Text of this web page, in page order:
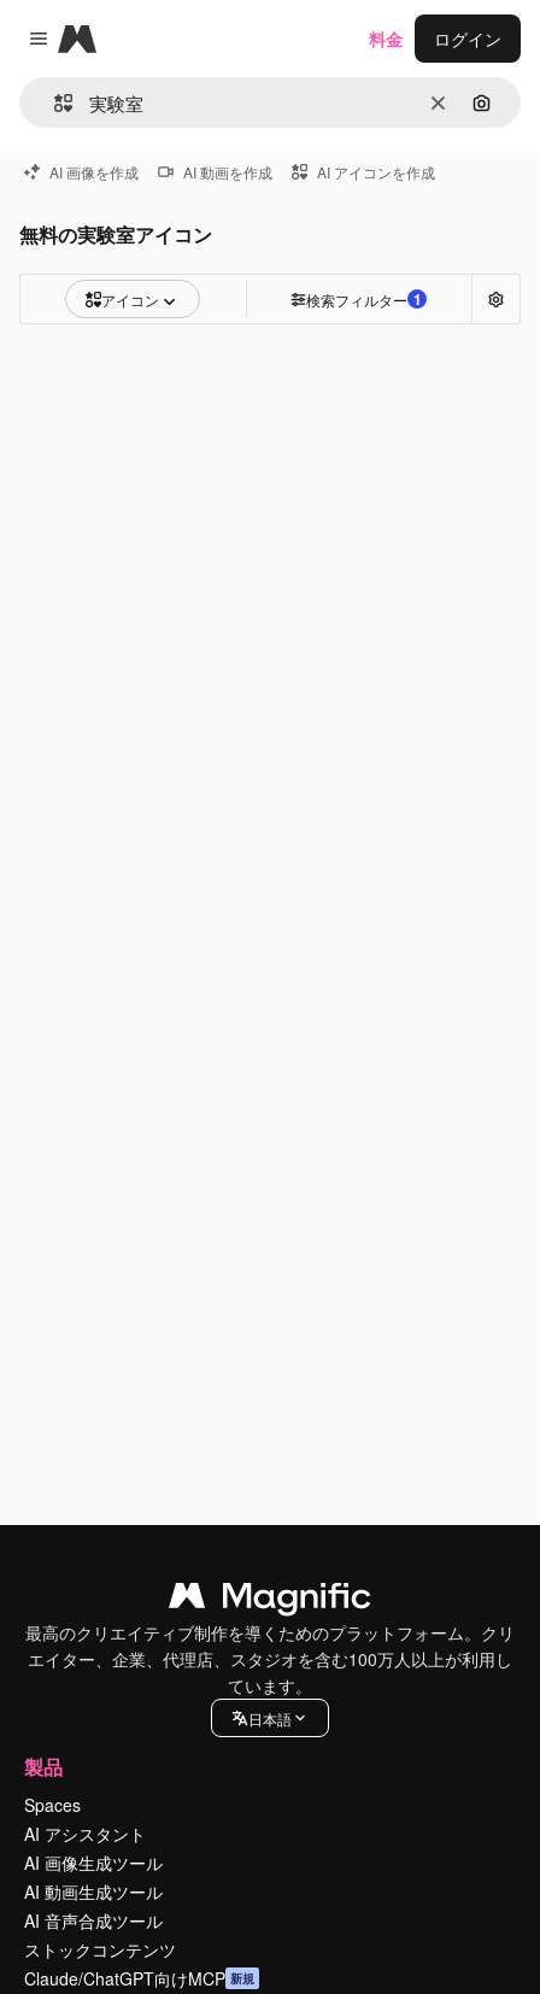
Close menu
Magnific
消去 画像で
料金 ログイン
AI 画像を作成 AI 動画を作成 AI アイコンを作成
無料の実験室アイコン
アイコン 検索フィルター 1
最高のクリエイティブ制作を導くためのプラットフォーム。クリ
エイター、企業、代理店、スタジオを含む100万人以上が利用し
ています。
日本語
製品
Spaces
AI アシスタント
AI 画像生成ツール
AI 動画生成ツール
AI 音声合成ツール
ストックコンテンツ
Claude/ChatGPT向けMCP 新規